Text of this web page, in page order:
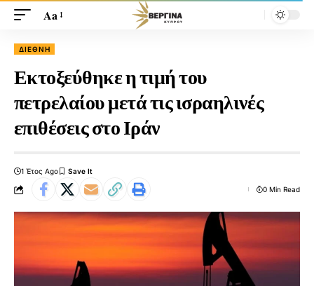
Aa
ΔΙΕΘΝΉ
Εκτοξεύθηκε η τιμή του
πετρελαίου μετά τις ισραηλινές
επιθέσεις στο Ιράν
1 Έτος Ago
0 Min Read